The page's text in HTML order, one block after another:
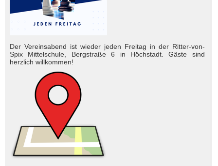
Der Vereinsabend ist wieder jeden Freitag in der Ritter-von-
Spix Mittelschule, Bergstraße 6 in Höchstadt. Gäste sind
herzlich will­kom­men!